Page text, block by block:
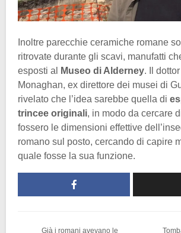
Inoltre parecchie ceramiche romane
ritrovate durante gli scavi, manufatti
esposti al
Museo di Alderney. Il
Monaghan, ex direttore dei musei di
rivelato che l’idea sarebbe quella di
trincee originali, in modo da cercare
fossero le dimensioni effettive
romano sul posto, cercando di capire
quale fosse la sua funzione.
Già i romani avevano le